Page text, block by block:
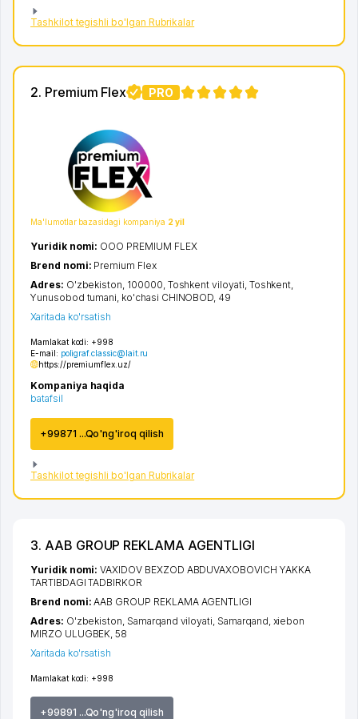
Tashkilot tegishli bo'lgan Rubrikalar
2. Premium Flex
PRO
Ma'lumotlar bazasidagi kompaniya 2 yil
Mamlakat kodi: +998
E-mail: poligraf.classic@lait.ru
https://premiumflex.uz/
Kompaniya haqida
batafsil
+99871 ...Qo'ng'iroq qilish
Tashkilot tegishli bo'lgan Rubrikalar
Yuridik nomi: OOO PREMIUM FLEX
Brend nomi: Premium Flex
Adres: O'zbekiston, 100000, Toshkent viloyati Toshkent
Yunusobod tumani ko'chasi CHINOBOD , 49
Xaritada ko'rsatish
3. AAB GROUP REKLAMA AGENTLIGI
Mamlakat kodi: +998
+99891 ...Qo'ng'iroq qilish
Yuridik nomi:VAXIDOV BEXZOD ABDUVAXOBOVICH YAKKA
TARTIBDAGI TADBIRKOR
Brend nomi:AAB GROUP REKLAMA AGENTLIGI
Adres: O'zbekiston, Samarqand viloyati Samarqand xiеbon
MIRZO ULUGBEK , 58
Xaritada ko'rsatish